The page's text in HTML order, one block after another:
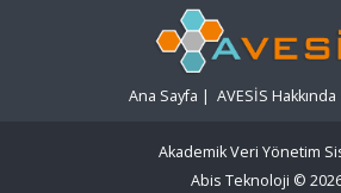
Ana Sayfa | AVESİS Hakkında
Akademik Veri Yönetim
Abis Teknoloji ©